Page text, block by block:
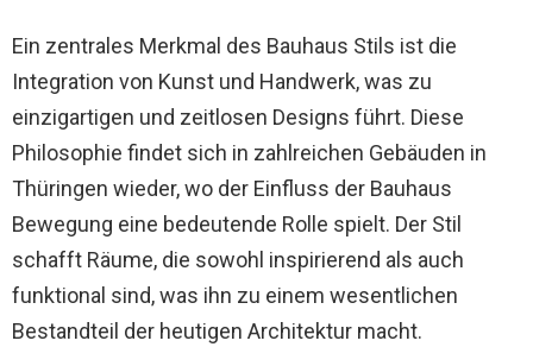
Ein zentrales Merkmal des Bauhaus Stils ist die
Integration von Kunst und Handwerk, was zu
einzigartigen und zeitlosen Designs führt. Diese
Philosophie findet sich in zahlreichen Gebäuden in
Thüringen wieder, wo der Einfluss der Bauhaus
Bewegung eine bedeutende Rolle spielt. Der Stil
schafft Räume, die sowohl inspirierend als auch
funktional sind, was ihn zu einem wesentlichen
Bestandteil der heutigen Architektur macht.